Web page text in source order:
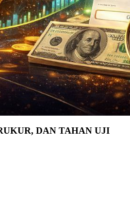
DAN TAHAN UJI